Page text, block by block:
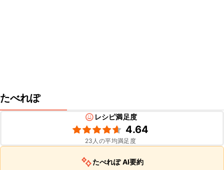
たべれぽ
レシピ満足度
4.64
23 人の平均満足度
たべれぽ AI要約